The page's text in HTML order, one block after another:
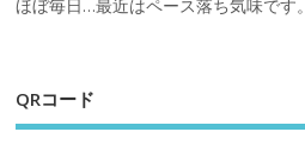
ほぼ毎日…最近はペース落ち気味です。
QRコード